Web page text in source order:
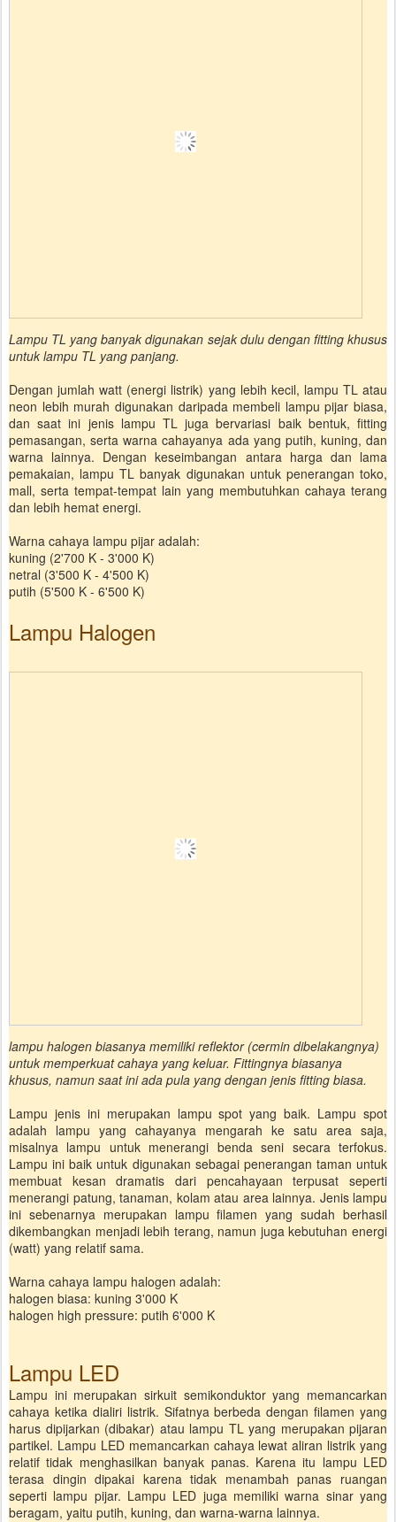
Lampu TL yang banyak digunakan sejak dulu dengan fitting khusus
untuk lampu TL yang panjang.
Dengan jumlah watt (energi listrik) yang lebih kecil, lampu TL atau
neon lebih murah digunakan daripada membeli lampu pijar biasa,
dan saat ini jenis lampu TL juga bervariasi baik bentuk, fitting
pemasangan, serta warna cahayanya ada yang putih, kuning, dan
warna lainnya. Dengan keseimbangan antara harga dan lama
pemakaian, lampu TL banyak digunakan untuk penerangan toko,
mall, serta tempat-tempat lain yang membutuhkan cahaya terang
dan lebih hemat energi.
Warna cahaya lampu pijar adalah:
kuning (2'700 K - 3'000 K)
netral (3'500 K - 4'500 K)
putih (5'500 K - 6'500 K)
Lampu Halogen
lampu halogen biasanya memiliki reflektor (cermin dibelakangnya)
untuk memperkuat cahaya yang keluar. Fittingnya biasanya
khusus, namun saat ini ada pula yang dengan jenis fitting biasa.
Lampu jenis ini merupakan lampu spot yang baik. Lampu spot
adalah lampu yang cahayanya mengarah ke satu area saja,
misalnya lampu untuk menerangi benda seni secara terfokus.
Lampu ini baik untuk digunakan sebagai penerangan taman untuk
membuat kesan dramatis dari pencahayaan terpusat seperti
menerangi patung, tanaman, kolam atau area lainnya. Jenis lampu
ini sebenarnya merupakan lampu filamen yang sudah berhasil
dikembangkan menjadi lebih terang, namun juga kebutuhan energi
(watt) yang relatif sama.
Warna cahaya lampu halogen adalah:
halogen biasa: kuning 3'000 K
halogen high pressure: putih 6'000 K
Lampu LED
Lampu ini merupakan sirkuit semikonduktor yang memancarkan
cahaya ketika dialiri listrik. Sifatnya berbeda dengan filamen yang
harus dipijarkan (dibakar) atau lampu TL yang merupakan pijaran
partikel. Lampu LED memancarkan cahaya lewat aliran listrik yang
relatif tidak menghasilkan banyak panas. Karena itu lampu LED
terasa dingin dipakai karena tidak menambah panas ruangan
seperti lampu pijar. Lampu LED juga memiliki warna sinar yang
beragam, yaitu putih, kuning, dan warna-warna lainnya.